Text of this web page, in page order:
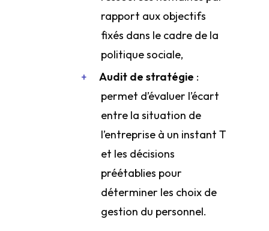
rapport aux objectifs
fixés dans le cadre de la
politique sociale,
Audit de stratégie :
permet d’évaluer l’écart
entre la situation de
l’entreprise à un instant T
et les décisions
préétablies pour
déterminer les choix de
gestion du personnel.